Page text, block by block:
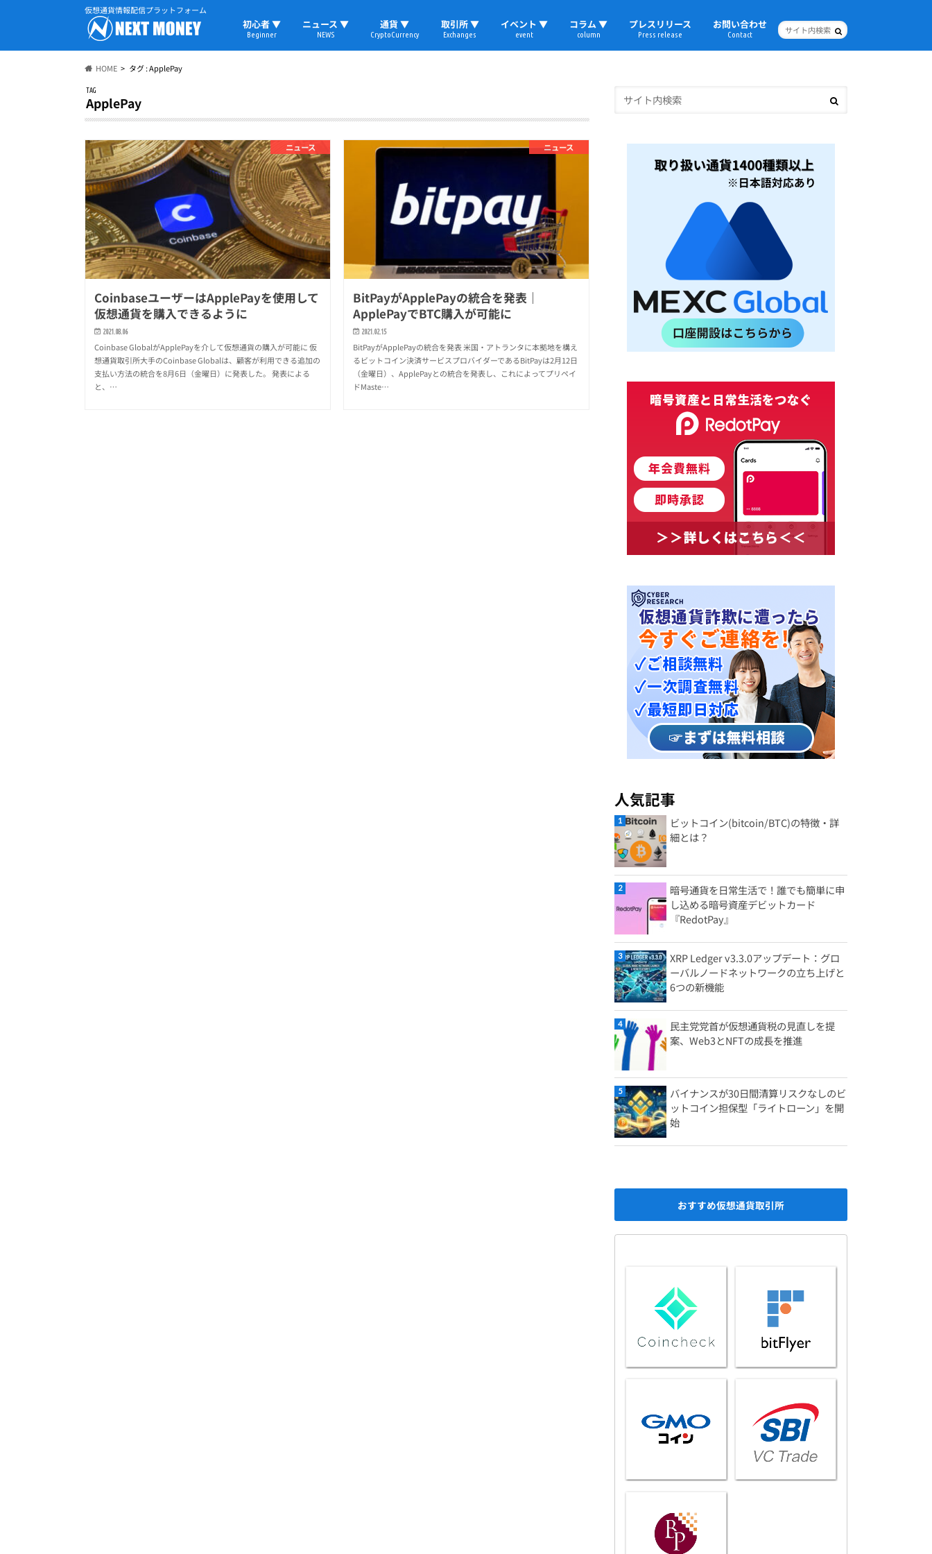
仮想通貨情報配信プラットフォーム
初心者 ▼
Beginner
ニュース ▼
NEWS
通貨 ▼
CryptoCurrency
取引所 ▼
Exchanges
イベント ▼
event
コラム ▼
column
プレスリリース
Press release
お問い合わせ
Contact
HOME タグ : ApplePay
TAG
ApplePay
ニュース
CoinbaseユーザーはApplePayを使用して
仮想通貨を購入できるように
2021.08.06
Coinbase GlobalがApplePayを介して仮想通貨の購入が可能に 仮
想通貨取引所大手のCoinbase Globalは、顧客が利用できる追加の
支払い方法の統合を8月6日（金曜日）に発表した。 発表による
と、…
ニュース
BitPayがApplePayの統合を発表｜
ApplePayでBTC購入が可能に
2021.02.15
BitPayがApplePayの統合を発表 米国・アトランタに本拠地を構え
るビットコイン決済サービスプロバイダーであるBitPayは2月12日
（金曜日）、ApplePayとの統合を発表し、これによってプリペイ
ドMaste…
人気記事
ビットコイン(bitcoin/BTC)の特徴・詳
細とは？
暗号通貨を日常生活で！誰でも簡単に申
し込める暗号資産デビットカード
『RedotPay』
XRP Ledger v3.3.0アップデート：グロ
ーバルノードネットワークの立ち上げと
6つの新機能
民主党党首が仮想通貨税の見直しを提
案、Web3とNFTの成長を推進
バイナンスが30日間清算リスクなしのビ
ットコイン担保型「ライトローン」を開
始
おすすめ仮想通貨取引所